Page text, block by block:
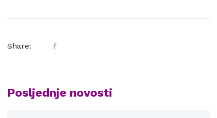
Share:
Posljednje novosti